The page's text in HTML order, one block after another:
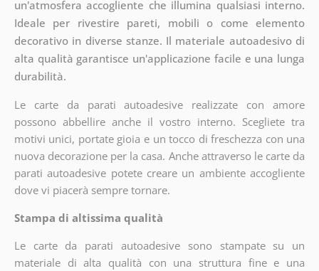
un'atmosfera accogliente che illumina qualsiasi interno.
Ideale per rivestire pareti, mobili o come elemento
decorativo in diverse stanze. Il materiale autoadesivo di
alta qualità garantisce un'applicazione facile e una lunga
durabilità.
Le carte da parati autoadesive realizzate con amore
possono abbellire anche il vostro interno. Scegliete tra
motivi unici, portate gioia e un tocco di freschezza con una
nuova decorazione per la casa. Anche attraverso le carte da
parati autoadesive potete creare un ambiente accogliente
dove vi piacerà sempre tornare.
Stampa di altissima qualità
Le carte da parati autoadesive sono stampate su un
materiale di alta qualità con una struttura fine e una